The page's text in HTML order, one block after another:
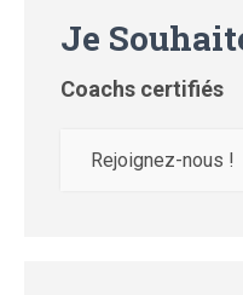
Je
Coachs certifiés
Rejoignez-nous !